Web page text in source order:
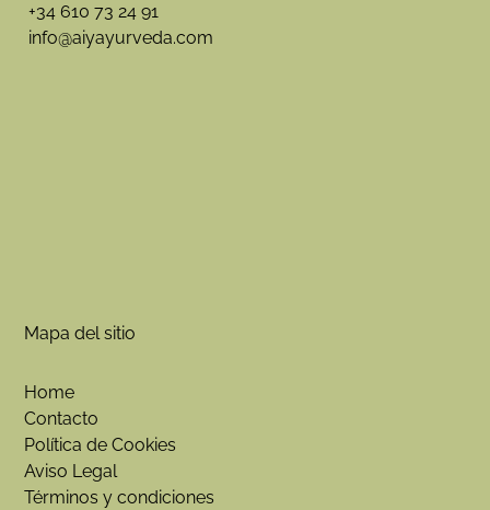
+34 610 73 24 91
info@aiyayurveda.com
Mapa del sitio
Home
Contacto
Política de Cookies
Aviso Legal
Términos y condiciones